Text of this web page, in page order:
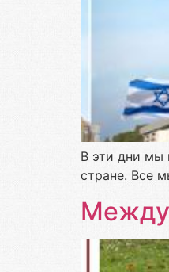
В эти дни мы
стране. Все